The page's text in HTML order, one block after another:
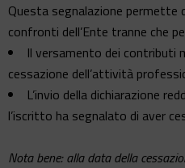
Questa segnalazione
confronti dell’Ente tranne che
Il versamento dei contributi
cessazione dell’attività
L’invio della dichiarazione
l’iscritto ha segnalato di aver
Nota bene: alla data della